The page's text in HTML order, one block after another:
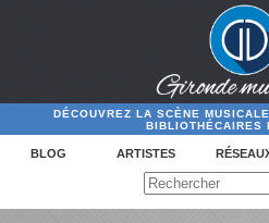
DÉCOUVREZ LA SCÈNE
BIBLIOTHÉCAIRES
BLOG ARTISTES